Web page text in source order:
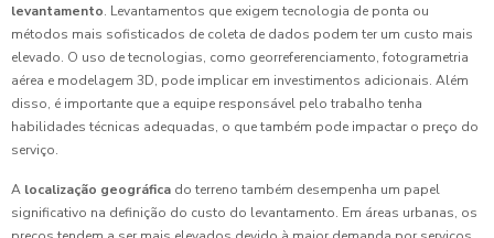
levantamento. Levantamentos que exigem tecnologia de ponta ou
métodos mais sofisticados de coleta de dados podem ter um custo mais
elevado. O uso de tecnologias, como georreferenciamento, fotogrametria
aérea e modelagem 3D, pode implicar em investimentos adicionais. Além
disso, é importante que a equipe responsável pelo trabalho tenha
habilidades técnicas adequadas, o que também pode impactar o preço do
serviço.
A localização geográfica do terreno também desempenha um papel
significativo na definição do custo do levantamento. Em áreas urbanas, os